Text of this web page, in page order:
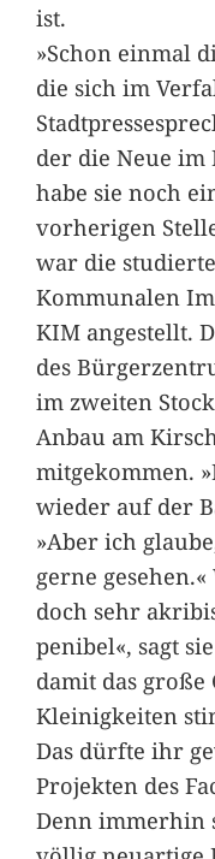
ist.
»Schon einmal
die sich im
der die Neue im
habe sie noch
vorherigen
war die
Kommunalen
KIM angestellt.
des
im zweiten
Anbau am
mitgekommen.
wieder auf der
»Aber ich
gerne
doch sehr
penibel«, sagt
damit das große
Kleinigkeiten
Das dürfte ihr
Projekten des
Denn immerhin